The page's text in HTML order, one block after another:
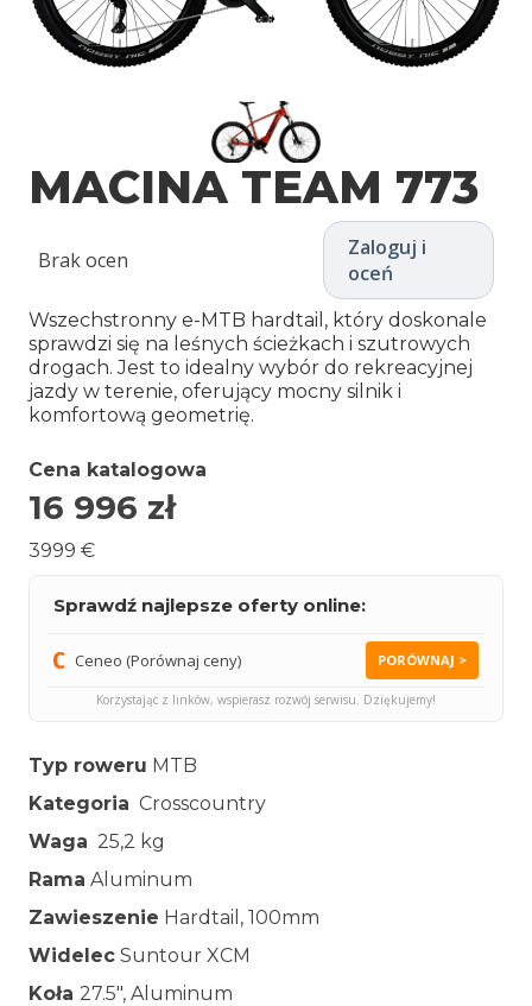
MACINA TEAM 773
Brak ocen
Zaloguj i
oceń
Wszechstronny e-MTB hardtail, który doskonale
sprawdzi się na leśnych ścieżkach i szutrowych
drogach. Jest to idealny wybór do rekreacyjnej
jazdy w terenie, oferujący mocny silnik i
komfortową geometrię.
Cena katalogowa
16 996 zł
3999 €
Sprawdź najlepsze oferty online:
Ceneo (Porównaj ceny) PORÓWNAJ >
Korzystając z linków, wspierasz rozwój serwisu. Dziękujemy!
Typ roweru MTB
Kategoria Crosscountry
Waga 25,2 kg
Rama Aluminum
Zawieszenie Hardtail, 100mm
Widelec Suntour XCM
Koła 27.5″, Aluminum